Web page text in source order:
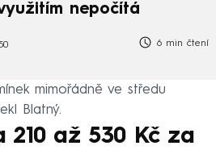
nepočítá
6 min čtení
mimořádně ve středu
Blatný.
210 až 530 Kč za